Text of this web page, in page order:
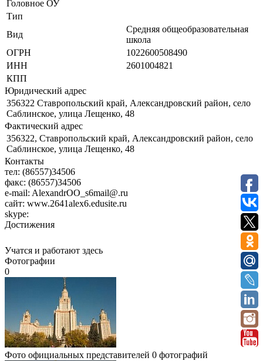
Головное ОУ
Тип
Вид
Средняя общеобразовательная
школа
ОГРН
1022600508490
ИНН
2601004821
КПП
Юридический адрес
356322 Ставропольский край, Александровский район, село
Саблинское, улица Лещенко, 48
Фактический адрес
356322, Ставропольский край, Александровский район, село
Саблинское, улица Лещенко, 48
Контакты
тел: (86557)34506
факс: (86557)34506
e-mail: AlexandrOO_s6mail@.ru
сайт: www.2641alex6.edusite.ru
skype:
Достижения
Учатся и работают здесь
Фотографии
0
Фото официальных представителей 0 фотографий